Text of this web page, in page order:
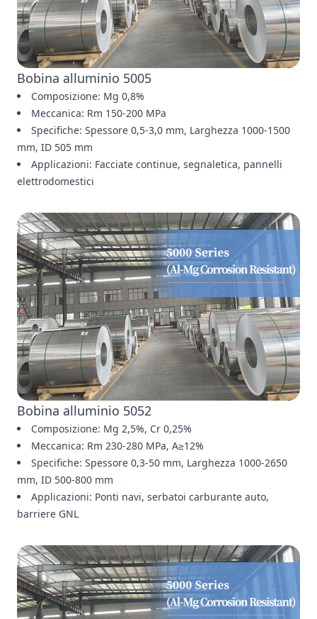
Bobina alluminio 5005
Composizione: Mg 0,8%
Meccanica: Rm 150-200 MPa
Specifiche: Spessore 0,5-3,0 mm, Larghezza 1000-1500
mm, ID 505 mm
Applicazioni: Facciate continue, segnaletica, pannelli
elettrodomestici
Bobina alluminio 5052
Composizione: Mg 2,5%, Cr 0,25%
Meccanica: Rm 230-280 MPa, A≥12%
Specifiche: Spessore 0,3-50 mm, Larghezza 1000-2650
mm, ID 500-800 mm
Applicazioni: Ponti navi, serbatoi carburante auto,
barriere GNL